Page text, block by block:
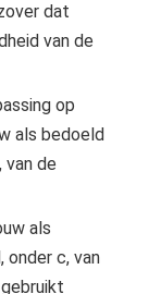
dat
van de
op
als bedoeld
van de
als
onder c, van